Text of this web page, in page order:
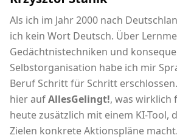
Als ich im Jahr 2000 nach
ich kein Wort Deutsch. Über
Gedächtnistechniken und
Selbstorganisation habe ich mir
Beruf Schritt für Schritt
hier aufAllesGelingt!, was wirklich
heute zusätzlich mit einem KI-Tool,
Zielen konkrete Aktionspläne